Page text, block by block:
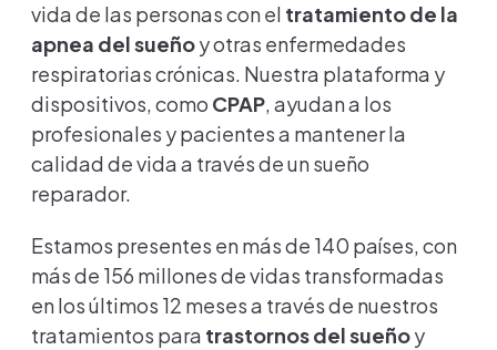
vida de las personas con el tratamiento de la
apnea del sueñoy otras enfermedades
respiratorias crónicas. Nuestra plataforma y
dispositivos, como CPAP, ayudan a los
profesionales y pacientes a mantener la
calidad de vida a través de un sueño
reparador.
Estamos presentes en más de 140 países, con
más de 156 millones de vidas transformadas
en los últimos 12 meses a través de nuestros
tratamientos para trastornos del sueñoy